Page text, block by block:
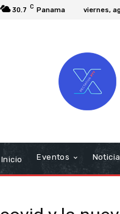
30.7 C Panama viernes,
Inicio Eventos